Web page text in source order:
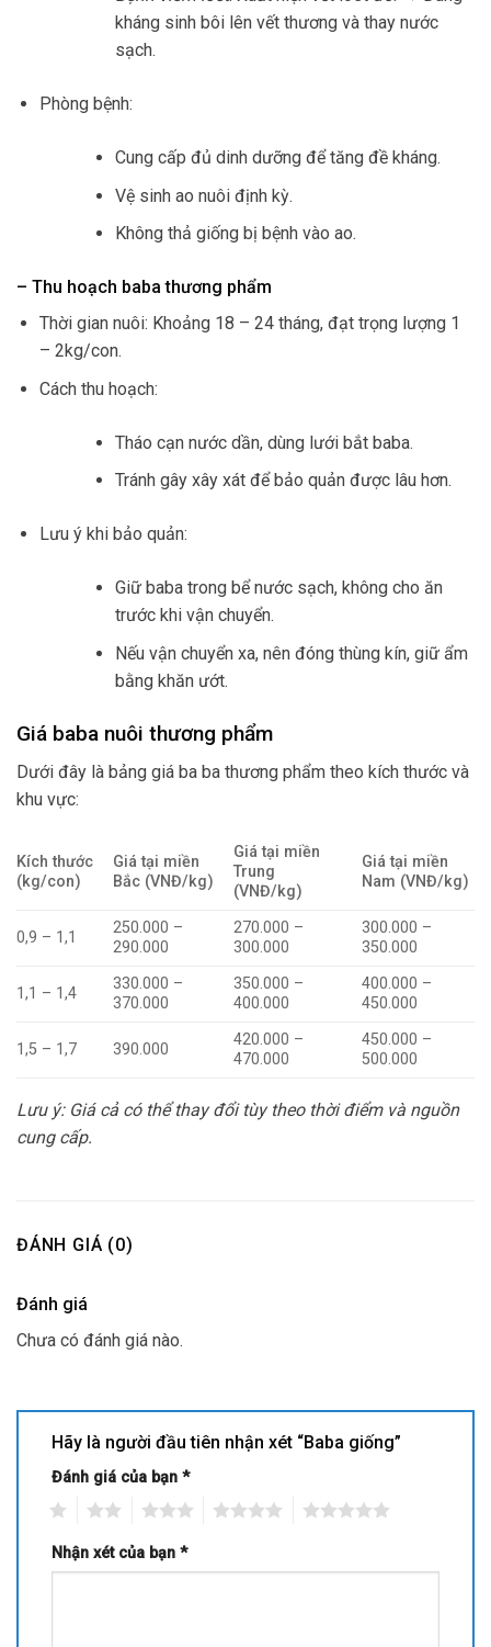
kháng sinh bôi lên vết thương và thay nước
sạch.
Phòng bệnh:
Cung cấp đủ dinh dưỡng để tăng đề kháng.
Vệ sinh ao nuôi định kỳ.
Không thả giống bị bệnh vào ao.
– Thu hoạch baba thương phẩm
Thời gian nuôi: Khoảng 18 – 24 tháng, đạt trọng lượng 1
– 2kg/con.
Cách thu hoạch:
Tháo cạn nước dần, dùng lưới bắt baba.
Tránh gây xây xát để bảo quản được lâu hơn.
Lưu ý khi bảo quản:
Giữ baba trong bể nước sạch, không cho ăn
trước khi vận chuyển.
Nếu vận chuyển xa, nên đóng thùng kín, giữ ẩm
bằng khăn ướt.
Giá baba nuôi thương phẩm
Dưới đây là bảng giá ba ba thương phẩm theo kích thước và
khu vực:
Kích thước
(kg/con)
Giá tại miền
Bắc (VNĐ/kg)
Giá tại miền
Trung
(VNĐ/kg)
Giá tại miền
Nam (VNĐ/kg)
0,9 – 1,1
250.000 –
290.000
270.000 –
300.000
300.000 –
350.000
1,1 – 1,4
330.000 –
370.000
350.000 –
400.000
400.000 –
450.000
1,5 – 1,7 390.000
420.000 –
470.000
450.000 –
500.000
Lưu ý: Giá cả có thể thay đổi tùy theo thời điểm và nguồn
cung cấp.
ĐÁNH GIÁ (0)
Đánh giá
Chưa có đánh giá nào.
Hãy là người đầu tiên nhận xét “Baba giống”
Đánh giá của bạn *
Nhận xét của bạn *